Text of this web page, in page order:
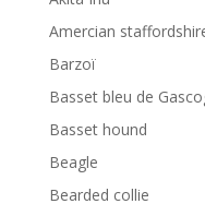
Amercian
Barzoï
Basset bleu de
Basset hound
Beagle
Bearded collie